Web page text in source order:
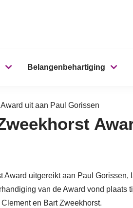
Belangenbehartiging
uit aan Paul Gorissen
Award uitgereikt aan Paul Gorissen,
van de Award vond plaats
en Bart Zweekhorst.